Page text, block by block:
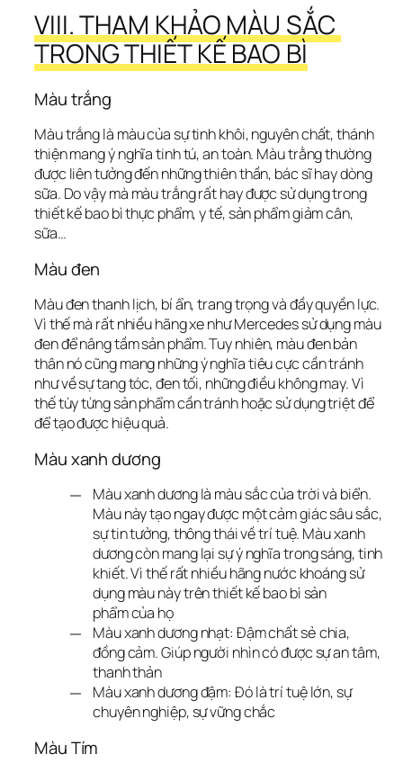
VIII. THAM KHẢO MÀU SẮC
TRONG THIẾT KẾ BAO BÌ
Màu trắng
Màu trắng là màu của sự tinh khôi, nguyên chất, thánh
thiện mang ý nghĩa tinh tú, an toàn. Màu trằng thường
được liên tưởng đến những thiên thần, bác sĩ hay dòng
sữa. Do vậy mà màu trắng rất hay được sử dụng trong
thiết kế bao bì thực phẩm, y tế, sản phẩm giảm cân,
sữa…
Màu đen
Màu đen thanh lịch, bí ẩn, trang trọng và đầy quyền lực.
Vì thế mà rất nhiều hãng xe như Mercedes sử dụng màu
đen để nâng tầm sản phẩm. Tuy nhiên, màu đen bản
thân nó cũng mang những ý nghĩa tiêu cực cần tránh
như về sự tang tóc, đen tối, những điều không may. Vì
thế tùy từng sản phẩm cần tránh hoặc sử dụng triệt để
để tạo được hiệu quả.
Màu xanh dương
Màu xanh dương là màu sắc của trời và biển.
Màu này tạo ngay được một cảm giác sâu sắc,
sự tin tưởng, thông thái về trí tuệ. Màu xanh
dương còn mang lại sự ý nghĩa trong sáng, tinh
khiết. Vì thế rất nhiều hãng nước khoáng sử
dụng màu này trên thiết kế bao bì sản
phẩm của họ
Màu xanh dương nhạt: Đậm chất sẻ chia,
đồng cảm. Giúp người nhìn có được sự an tâm,
thanh thản
Màu xanh dương đậm: Đó là trí tuệ lớn, sự
chuyên nghiệp, sự vững chắc
Màu Tím